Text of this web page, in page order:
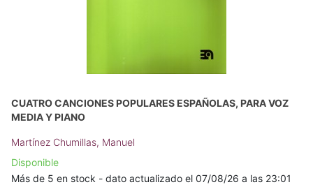
CUATRO CANCIONES POPULARES ESPAÑOLAS, PARA VOZ
MEDIA Y PIANO
Martínez Chumillas, Manuel
Disponible
Más de 5 en stock - dato actualizado el 07/08/26 a las 23:01